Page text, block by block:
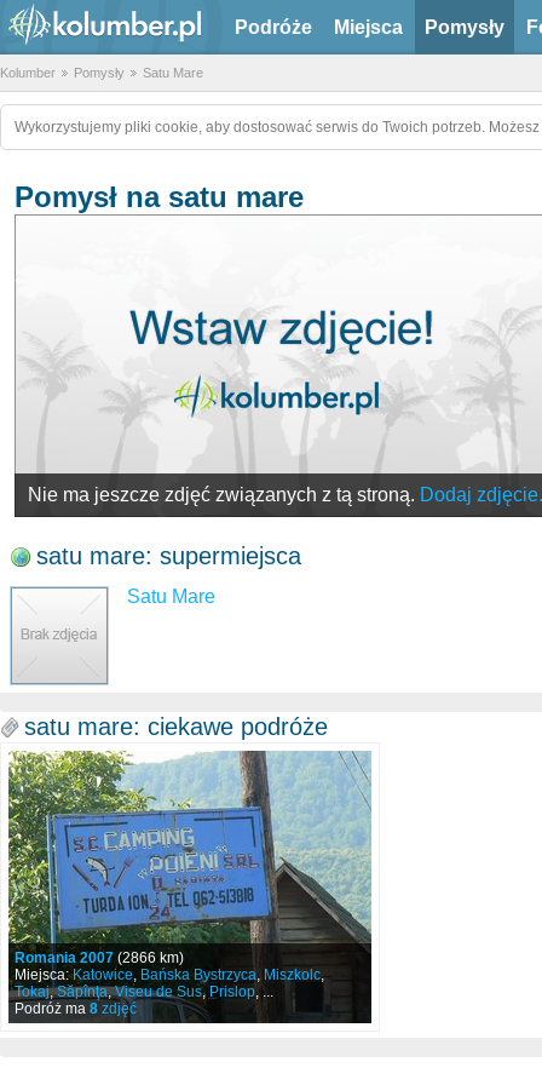
Podróże Miejsca Pomysły
Kolumber Pomysły Satu Mare
Wykorzystujemy pliki cookie, aby dostosować serwis do Twoich potrzeb.
Pomysł na satu mare
Nie ma jeszcze zdjęć związanych z tą stroną. Dodaj zdjęcie.
satu mare: supermiejsca
Satu Mare
satu mare: ciekawe podróże
Romania 2007 (2866 km)
Miejsca:Katowice, Bańska Bystrzyca, Miszkolc,
Tokaj,Săpînţa,Viseu de Sus, Prislop, ...
Podróż ma 8 zdjęć